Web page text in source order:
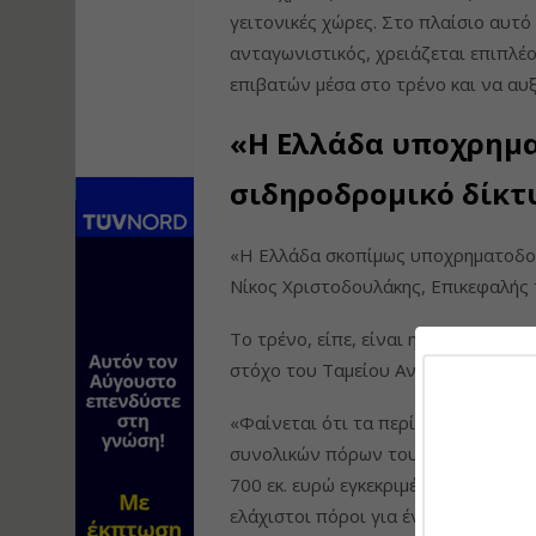
γειτονικές χώρες. Στο πλαίσιο
ανταγωνιστικός, χρειάζεται
επιβατών μέσα στο τρένο και να
«Η Ελλάδα
σιδηροδρομικό
«Η Ελλάδα σκοπίμως
Νίκος Χριστοδουλάκης,
Το τρένο, είπε, είναι η πιο
στόχο του Ταμείου Ανάκαμψης.
«Φαίνεται ότι τα περίπου 170 εκ.
συνολικών πόρων του Ελλάδα 2.0)
700 εκ. ευρώ εγκεκριμένων πόρων
ελάχιστοι πόροι για ένα από τα